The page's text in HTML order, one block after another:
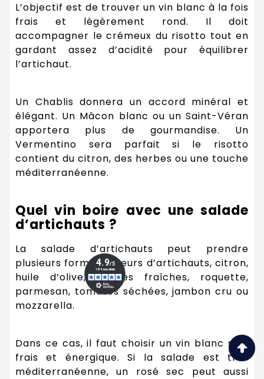
L’objectif est de trouver un vin blanc à la fois
frais et légèrement rond. Il doit
accompagner le crémeux du risotto tout en
gardant assez d’acidité pour équilibrer
l’artichaut.
Un Chablis donnera un accord minéral et
élégant. Un Mâcon blanc ou un Saint-Véran
apportera plus de gourmandise. Un
Vermentino sera parfait si le risotto
contient du citron, des herbes ou une touche
méditerranéenne.
Quel vin boire avec une salade
d’artichauts ?
La salade d’artichauts peut prendre
plusieurs formes : cœurs d’artichauts, citron,
huile d’olive, herbes fraîches, roquette,
parmesan, tomates séchées, jambon cru ou
mozzarella.
Dans ce cas, il faut choisir un vin blanc sec,
frais et énergique. Si la salade est très
méditerranéenne, un rosé sec peut aussi